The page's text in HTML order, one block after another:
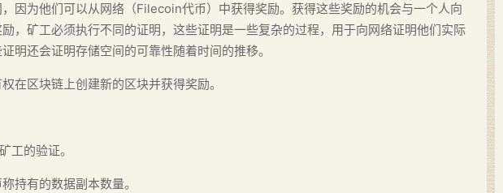
因为他们可以从网络（Filecoin代币）中获得奖励。获得这些奖励的机会与一个人向
，矿工必须执行不同的证明，这些证明是一些复杂的过程，用于向网络证明他们实际
明还会证明存储空间的可靠性随着时间的推移。
在区块链上创建新的区块并获得奖励。
工的验证。
持有的数据副本数量。